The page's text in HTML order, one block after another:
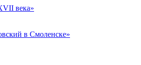
века»
в Смоленске»